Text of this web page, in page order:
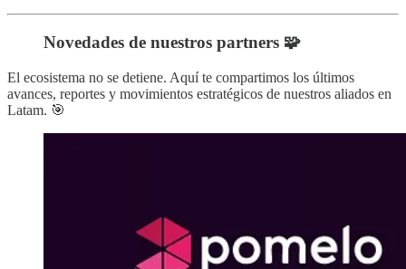
Novedades de nuestros partners 🧩
El ecosistema no se detiene. Aquí te compartimos los últimos
avances, reportes y movimientos estratégicos de nuestros aliados en
Latam. 🎯